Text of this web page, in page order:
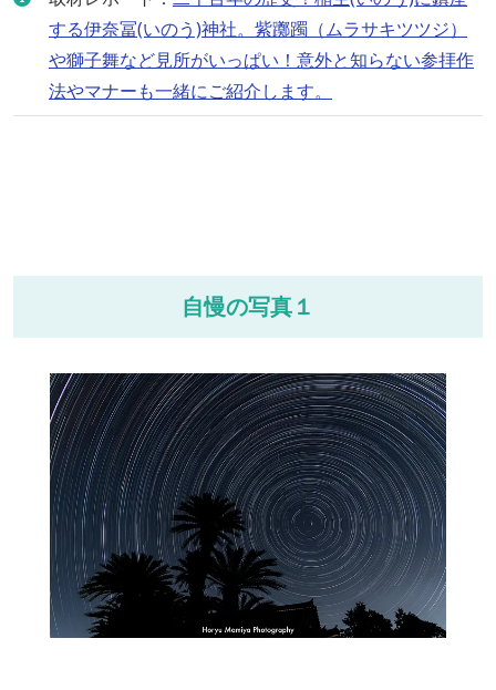
する伊奈冨(いのう)神社。紫躑躅（ムラサキツツジ）
や獅子舞など見所がいっぱい！意外と知らない参拝作
法やマナーも一緒にご紹介します。
自慢の写真１